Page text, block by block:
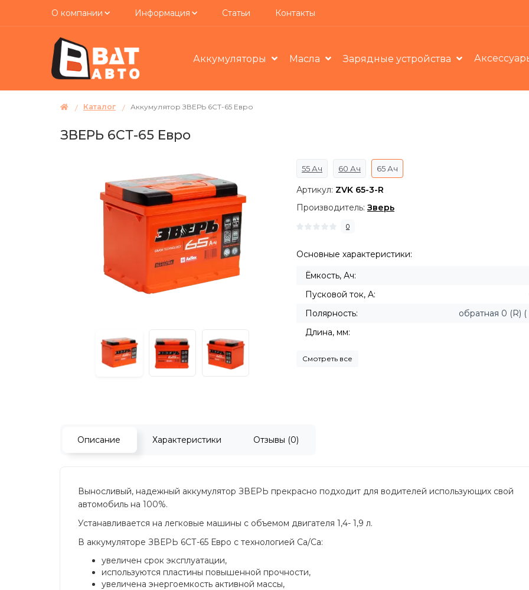
О компании Информация Статьи Контакты
Аккумуляторы Масла Зарядные устройства
Каталог Аккумулятор ЗВЕРЬ 6СТ-65 Евро
ЗВЕРЬ 6СТ-65 Евро
55 Ач 60 Ач 65 Ач
Артикул: ZVK 65-3-R
Производитель: Зверь
0
Основные характеристики:
Ёмкость, Ач:
Пусковой ток, A:
Полярность:
обратная 0 (R) (
Длина, мм:
Смотреть все
Описание Характеристики Отзывы (0)
Выносливый, надежный аккумулятор ЗВЕРЬ прекрасно подходит для водителей использующих свой
автомобиль на 100%.
Устанавливается на легковые машины с объемом двигателя 1,4- 1,9 л.
В аккумуляторе ЗВЕРЬ 6СТ-65 Евро с технологией Ca/Ca:
увеличен срок эксплуатации,
используются пластины повышенной прочности,
увеличена энергоемкость активной массы,